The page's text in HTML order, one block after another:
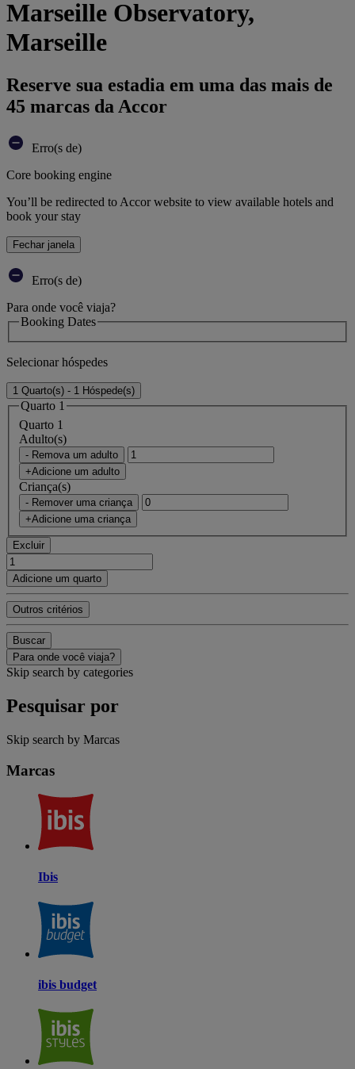
Marseille Observatory,
Marseille
Reserve sua estadia em uma das mais de
45 marcas da Accor
Erro(s de)
Core booking engine
You’ll be redirected to Accor website to view available hotels and
book your stay
Fechar janela
Erro(s de)
Para onde você viaja?
Booking Dates
Selecionar hóspedes
1 Quarto(s) - 1 Hóspede(s)
Quarto 1
Quarto 1
Adulto(s)
- Remova um adulto
+Adicione um adulto
Criança(s)
- Remover uma criança
+Adicione uma criança
Excluir
Adicione um quarto
Outros critérios
Buscar
Para onde você viaja?
Skip search by categories
Pesquisar por
Skip search by Marcas
Marcas
Ibis
ibis budget